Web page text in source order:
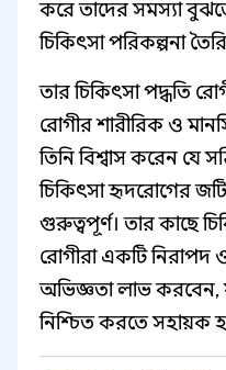
করে তাদের সমস্যা
চিকিৎসা পরিকল্পনা
তার চিকিৎসা পদ্ধতি
রোগীর শারীরিক ও
তিনি বিশ্বাস করেন যে
চিকিৎসা হৃদরোগের
গুরুত্বপূর্ণ। তার কাছে
রোগীরা একটি নিরাপদ ও
অভিজ্ঞতা লাভ করবেন,
নিশ্চিত করতে সহায়ক